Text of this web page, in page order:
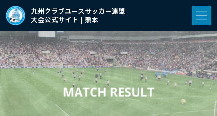
九州クラブユースサッカー連盟
大会公式サイト | 熊本